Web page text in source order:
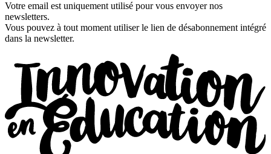
Votre email est uniquement utilisé pour vous envoyer nos
newsletters.
Vous pouvez à tout moment utiliser le lien de désabonnement intégré
dans la newsletter.